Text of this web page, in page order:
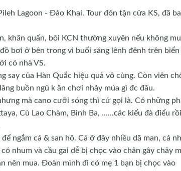
Lagoon - Đảo Khai. Tour đón tận cửa KS, đã
khăn quấn, bôi KCN thường xuyên nếu không
bơi ở bên trong vì buổi sáng lênh đênh trên biển
có nhà VS.
say của Hàn Quắc hiệu quả vô cùng. Còn viên
buồn ngủ k ăn chơi nhảy múa gì đc đâu.
mà cano cưỡi sóng thì cứ gọi là. Có những
Cù Lao Chàm, Bình Ba, ......các kiểu đà điểu
ngắm cá & san hô. Cá ở đây nhiều dã man, cá
nhum và cầu gai dễ bị chọc vào chân gây chảy
nên mua. Đoàn mình đi có mẹ 1 bạn bị chọc vào